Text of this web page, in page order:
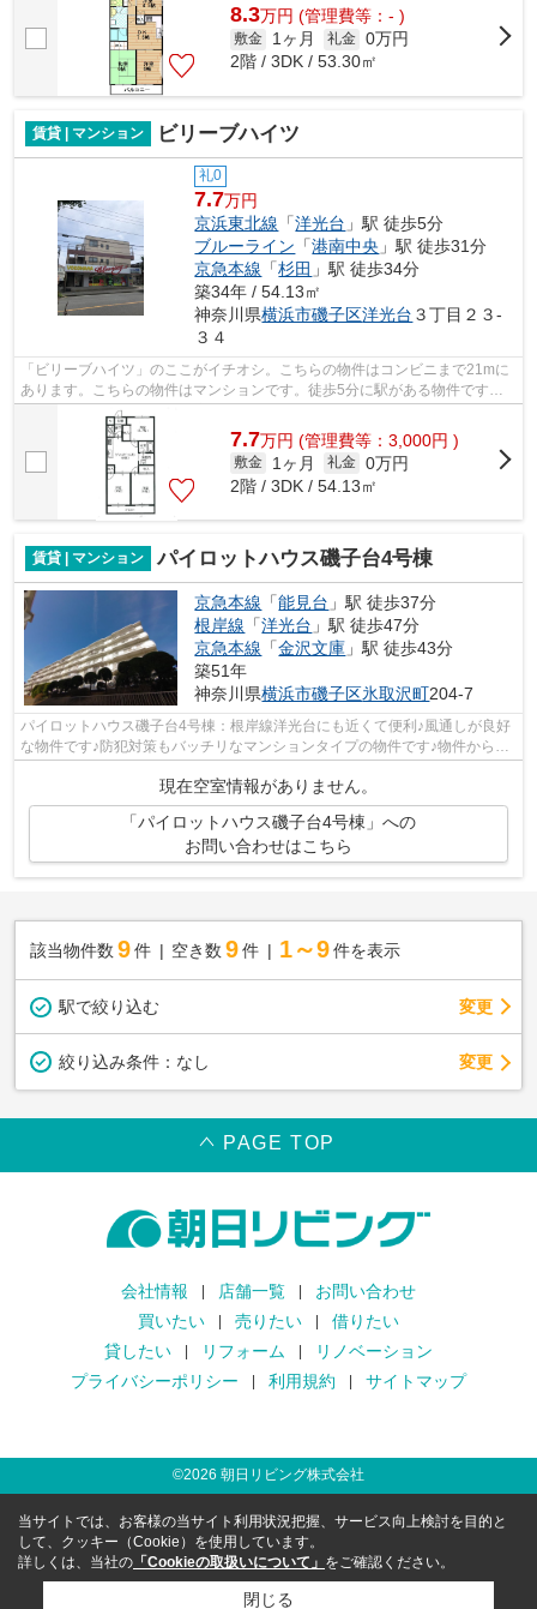
8.3万円 (管理費等：- )
敷金 1ヶ月 礼金 0万円
2階 / 3DK / 53.30㎡
賃貸 | マンション ビリーブハイツ
礼0
7.7万円
京浜東北線 「洋光台 」駅 徒歩5分
ブルーライン 「港南中央 」駅 徒歩31分
京急本線 「杉田 」駅 徒歩34分
築34年 / 54.13㎡
神奈川県横浜市磯子区洋光台 ３丁目２３-
３４
「ビリーブハイツ」のここがイチオシ。こちらの物件はコンビニまで21mに
あります。こちらの物件はマンションです。徒歩5分に駅がある物件です。
あなたのライフスタイルに適した物件を...
7.7万円 (管理費等：3,000円 )
敷金 1ヶ月 礼金 0万円
2階 / 3DK / 54.13㎡
賃貸 | マンション パイロットハウス磯子台4号棟
京急本線 「能見台 」駅 徒歩37分
根岸線 「洋光台 」駅 徒歩47分
京急本線 「金沢文庫 」駅 徒歩43分
築51年
神奈川県横浜市磯子区氷取沢町204-7
パイロットハウス磯子台4号棟：根岸線洋光台にも近くて便利♪風通しが良好
な物件です♪防犯対策もバッチリなマンションタイプの物件です♪物件から約
現在空室情報がありません。
「パイロットハウス磯子台4号棟」への
お問い合わせはこちら
該当物件数 9件 空き数 9 件 1～9 件を表示
駅で絞り込む 変更
絞り込み条件： なし 変更
PAGE TOP
会社情報 店舗一覧
お問い合わせ
買いたい
売りたい
借りたい
貸したい
リフォーム
リノベーション
プライバシーポリシー
利用規約 サイトマップ
©2026 朝日リビング株式会社
当サイトでは、お客様の当サイト利用状況把握、サービス向上検討を目的と
して、クッキー（Cookie）を使用しています。
詳しくは、当社の 「Cookieの取扱いについて」 をご確認ください。
閉じる